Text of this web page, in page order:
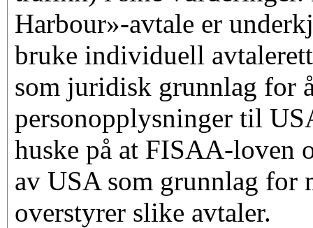
Harbour»-avtale er
bruke individuell
som juridisk grunnlag for
personopplysninger til
huske på at FISAA-loven
av USA som grunnlag for
overstyrer slike avtaler.